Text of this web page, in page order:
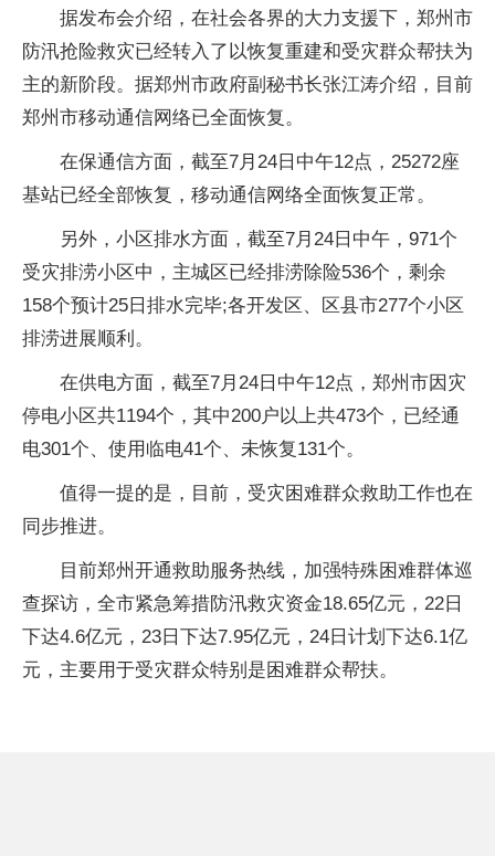
据发布会介绍，在社会各界的大力支援下，郑州市
防汛抢险救灾已经转入了以恢复重建和受灾群众帮扶为
主的新阶段。据郑州市政府副秘书长张江涛介绍，目前
郑州市移动通信网络已全面恢复。
在保通信方面，截至7月24日中午12点，25272座
基站已经全部恢复，移动通信网络全面恢复正常。
另外，小区排水方面，截至7月24日中午，971个
受灾排涝小区中，主城区已经排涝除险536个，剩余
158个预计25日排水完毕;各开发区、区县市277个小区
排涝进展顺利。
在供电方面，截至7月24日中午12点，郑州市因灾
停电小区共1194个，其中200户以上共473个，已经通
电301个、使用临电41个、未恢复131个。
值得一提的是，目前，受灾困难群众救助工作也在
同步推进。
目前郑州开通救助服务热线，加强特殊困难群体巡
查探访，全市紧急筹措防汛救灾资金18.65亿元，22日
下达4.6亿元，23日下达7.95亿元，24日计划下达6.1亿
元，主要用于受灾群众特别是困难群众帮扶。